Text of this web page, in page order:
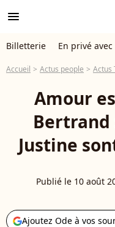
menu
Billetterie En privé avec
Accueil Actus people Actus
Amour
Bertrand
Justine
Publié le 10 août
Ajoutez Ode à vos